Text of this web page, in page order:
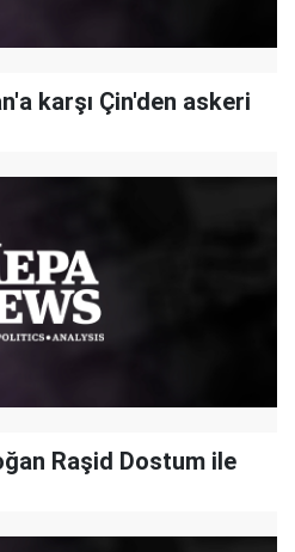
karşı Çin'den askeri
Raşid Dostum ile